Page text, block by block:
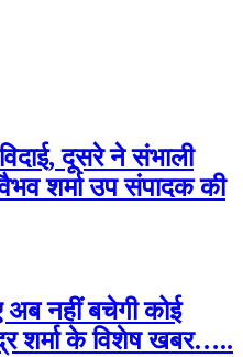
दूसरे ने संभाली
शर्मा उप संपादक की
नहीं बचेगी कोई
शर्मा के विशेष खबर…..